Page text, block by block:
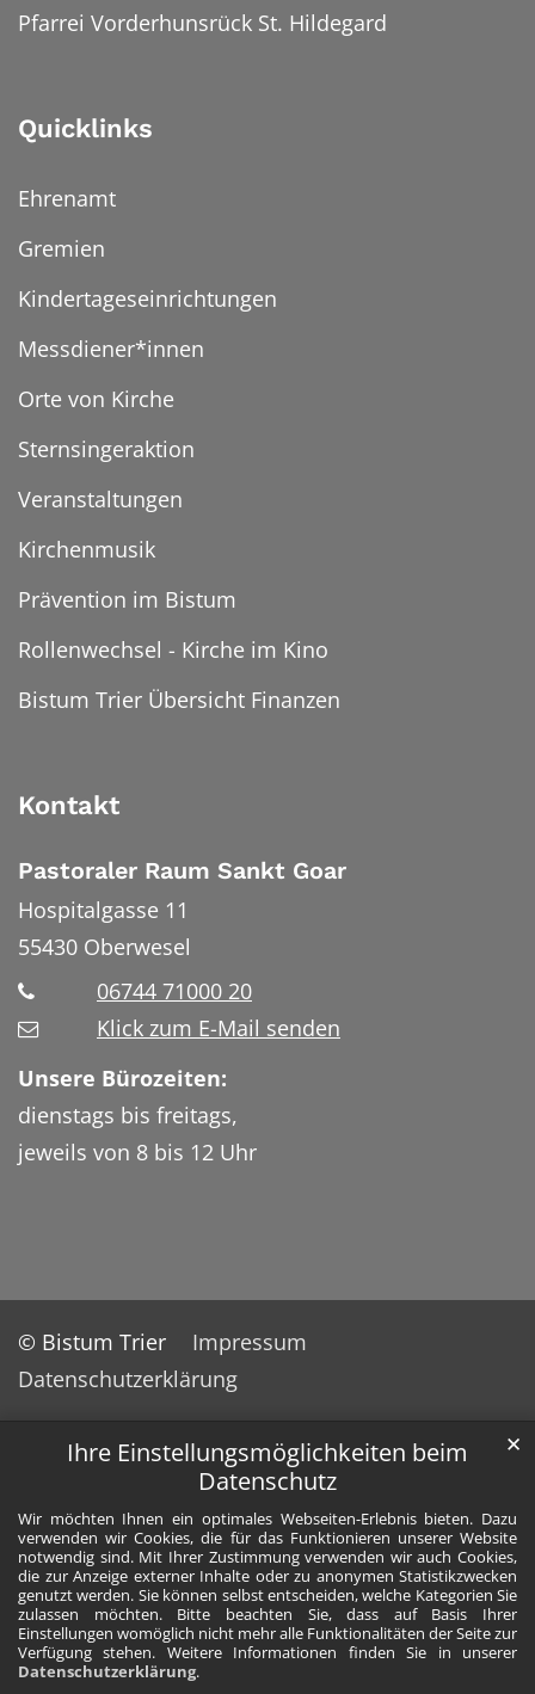
Ihre Einstellungsmöglichkeiten beim
Datenschutz
Wir möchten Ihnen ein optimales Webseiten-Erlebnis bieten. Dazu
verwenden wir Cookies, die für das Funktionieren unserer Website
notwendig sind. Mit Ihrer Zustimmung verwenden wir auch Cookies,
die zur Anzeige externer Inhalte oder zu anonymen Statistikzwecken
genutzt werden. Sie können selbst entscheiden, welche Kategorien Sie
zulassen möchten. Bitte beachten Sie, dass auf Basis Ihrer
Einstellungen womöglich nicht mehr alle Funktionalitäten der Seite zur
Verfügung stehen. Weitere Informationen finden Sie in unserer
Datenschutzerklärung.
✕
Pfarrei Vorderhunsrück St. Hildegard
Quicklinks
Ehrenamt
Gremien
Kindertageseinrichtungen
Messdiener*innen
Orte von Kirche
Sternsingeraktion
Veranstaltungen
Kirchenmusik
Prävention im Bistum
Rollenwechsel - Kirche im Kino
Bistum Trier Übersicht Finanzen
Kontakt
Pastoraler Raum Sankt Goar
Hospitalgasse 11
55430 Oberwesel
06744 71000 20
Klick zum E-Mail senden
Unsere Bürozeiten:
dienstags bis freitags,
jeweils von 8 bis 12 Uhr
© Bistum Trier
Impressum
Datenschutzerklärung